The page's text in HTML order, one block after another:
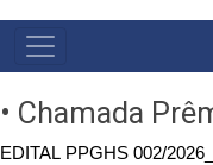
MAIN
NAVIGATION
BR
• Chamada
EDITAL PPGHS 002/